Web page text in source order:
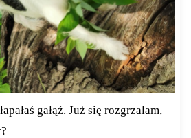
gałąź. Już się rozgrzalam,